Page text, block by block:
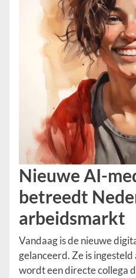
Nieuwe AI-
betreedt
arbeidsmarkt
Vandaag is de nieuwe
gelanceerd. Ze is
wordt een directe collega